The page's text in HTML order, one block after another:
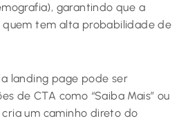
garantindo que a
quem tem alta probabilidade de
landing page pode ser
de CTA como “Saiba Mais” ou
cria um caminho direto do